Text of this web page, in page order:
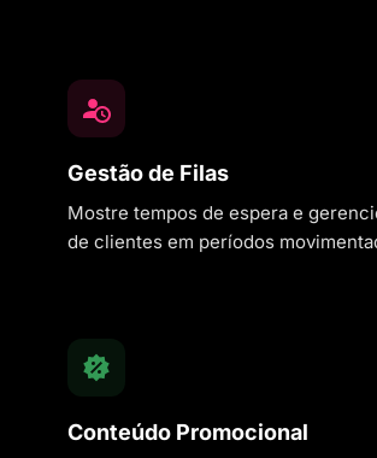
Gestão de Filas
Mostre tempos de espera e
de clientes em períodos
Conteúdo Promocional